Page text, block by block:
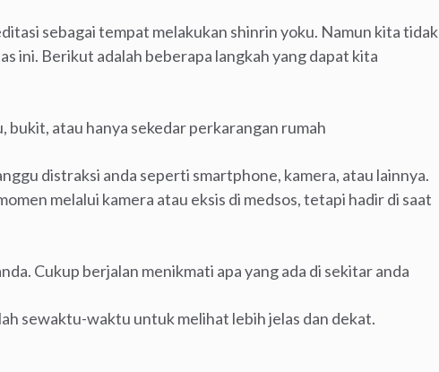
sebagai tempat melakukan shinrin yoku. Namun kita tidak
ini. Berikut adalah beberapa langkah yang dapat kita
bukit, atau hanya sekedar perkarangan rumah
distraksi anda seperti smartphone, kamera, atau lainnya.
melalui kamera atau eksis di medsos, tetapi hadir di saat
Cukup berjalan menikmati apa yang ada di sekitar anda
sewaktu-waktu untuk melihat lebih jelas dan dekat.